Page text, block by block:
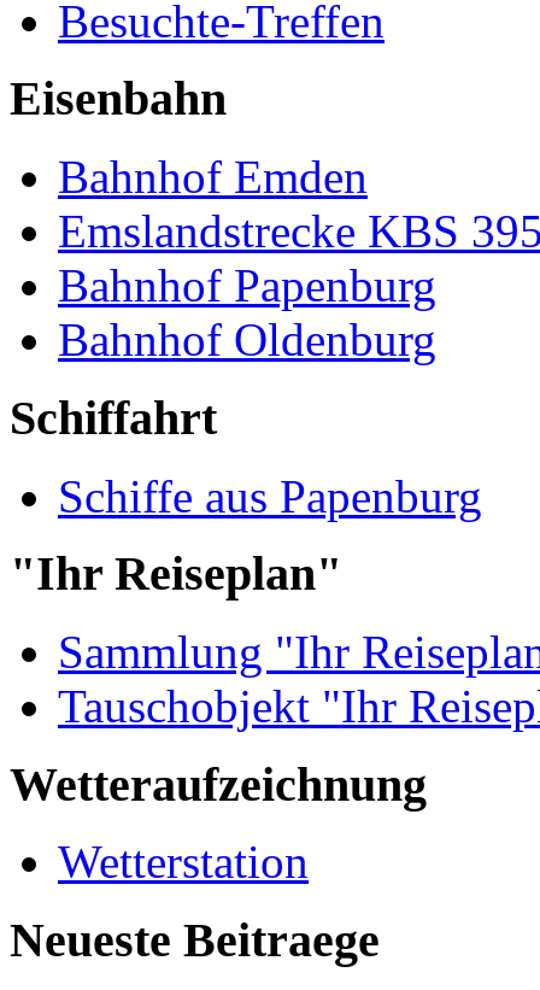
Besuchte-Treffen
Eisenbahn
Bahnhof Emden
Emslandstrecke KBS
Bahnhof Papenburg
Bahnhof Oldenburg
Schiffahrt
Schiffe aus Papenburg
"Ihr Reiseplan"
Sammlung "Ihr
Tauschobjekt "Ihr
Wetteraufzeichnung
Wetterstation
Neueste Beitraege